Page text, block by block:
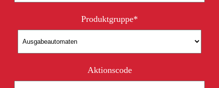
Produktgruppe*
Aktionscode